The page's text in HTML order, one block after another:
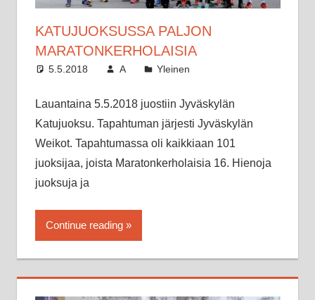
KATUJUOKSUSSA PALJON
MARATONKERHOLAISIA
5.5.2018 A Yleinen
Lauantaina 5.5.2018 juostiin Jyväskylän
Katujuoksu. Tapahtuman järjesti Jyväskylän
Weikot. Tapahtumassa oli kaikkiaan 101
juoksijaa, joista Maratonkerholaisia 16. Hienoja
juoksuja ja
Continue reading